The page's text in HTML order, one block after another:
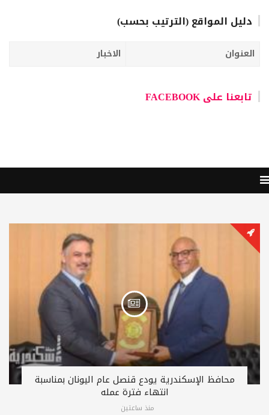
دليل المواقع (الترتيب بحسب)
العنوان الاخبار
تابعنا على FACEBOOK
محافظ الإسكندرية يودع قنصل عام اليونان بمناسبة
انتهاء فترة عمله
منذ ساعتين